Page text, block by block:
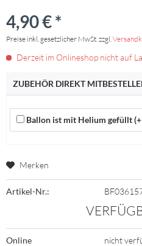
4,90 € *
Preise inkl. gesetzlicher MwSt. zzgl.
Derzeit im Onlineshop nicht auf
ZUBEHÖR DIREKT
Ballon ist mit Helium gefüllt (+
Merken
Artikel-Nr.:
Online
nicht